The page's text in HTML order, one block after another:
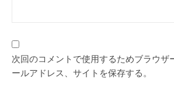
次回のコメントで使用するためブラウザ
ールアドレス、サイトを保存する。